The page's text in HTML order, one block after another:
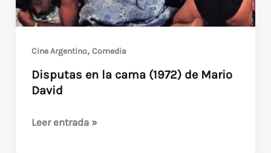
Cine Argentino, Comedia
Disputas en la cama (1972) de Mario
David
Disputas
Leer entrada »